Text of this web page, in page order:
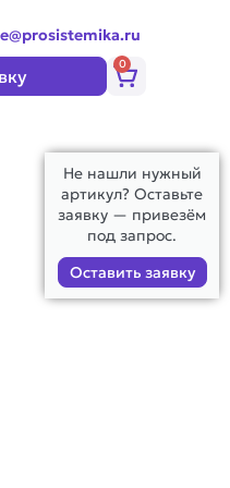
0
Корзина
Не нашли нужный
артикул? Оставьте
заявку — привезём
под запрос.
Оставить заявку